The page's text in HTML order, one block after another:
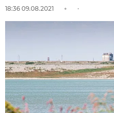
18:36 09.08.2021